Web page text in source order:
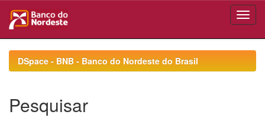
navigationDSpace - BNB - Banco do Nordeste do Brasil
Pesquisar